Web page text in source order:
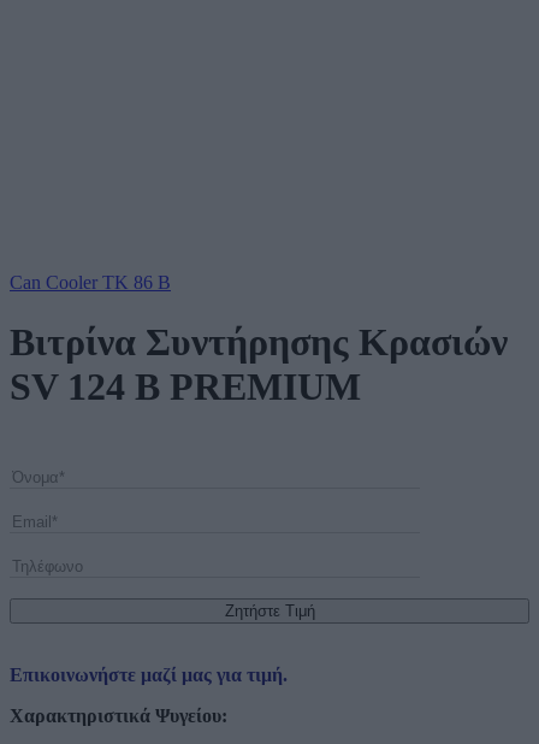
Can Cooler TK 86 B
Βιτρίνα Συντήρησης Κρασιών
SV 124 B PREMIUM
Επικοινωνήστε μαζί μας για τιμή.
Χαρακτηριστικά Ψυγείου: